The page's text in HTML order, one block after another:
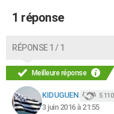
S'inscrire
Se connecter
Lycées
Collèges
Primaires
Universités
Entreprises
Service militaire
Avis de recherche
FORUM
Bricolage
Lifestyle
Culture
Sport
Auto
Television
Voyage
Cinema
1 réponse
RÉPONSE 1 / 1
Meilleure réponse
KIDUGUEN 5 110
3 juin 2016 à 21:55